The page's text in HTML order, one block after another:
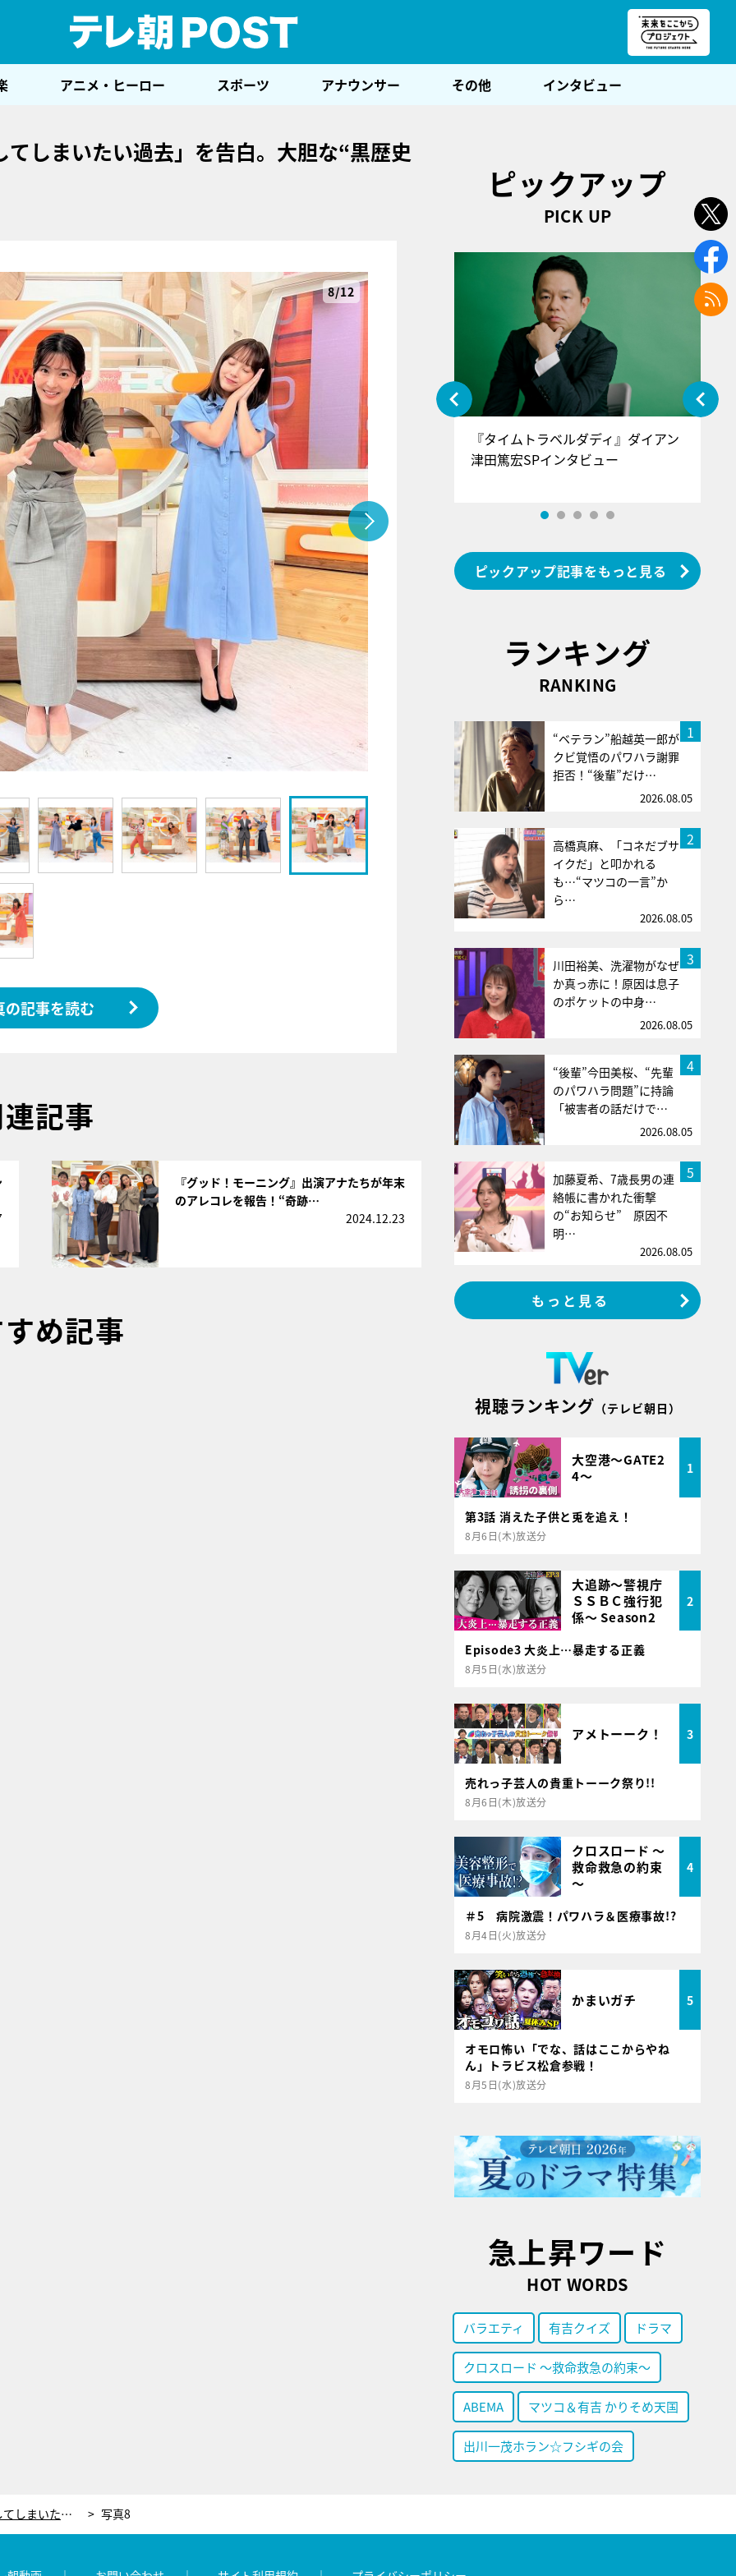
アニメ・ヒーロー スポーツ アナウンサー その他 インタビュー
しまいたい過去」を告白。大胆な“黒歴史
8/12
の記事を読む
記事
『グッド！モーニング』出演アナたちが年末
のアレコレを報告！“奇跡…
2024.12.23
め記事
ピックアップ
PICK UP
『アイ＝ラブ！げーみんぐ』＝LOV
E齋藤樹愛羅＆佐々木舞香SPインタ
ビュー
『タイムトラベルダディ』ダイアン
津田篤宏SPインタビュー
ピックアップ記事をもっと見る
ランキング
RANKING
1
“ベテラン”船越英一郎が
クビ覚悟のパワハラ謝罪
拒否！“後輩”だけ…
2026.08.05
2
高橋真麻、「コネだブサ
イクだ」と叩かれる
も…“マツコの一言”か
ら…
2026.08.05
3
川田裕美、洗濯物がなぜ
か真っ赤に！原因は息子
のポケットの中身…
2026.08.05
4
“後輩”今田美桜、“先輩
のパワハラ問題”に持論
「被害者の話だけで…
2026.08.05
5
加藤夏希、7歳長男の連
絡帳に書かれた衝撃
の“お知らせ” 原因不
明…
2026.08.05
もっと見る
視聴ランキング （テレビ朝日）
大空港～GATE2
4～
1
第3話 消えた子供と兎を追え！
8月6日(木)放送分
大追跡～警視庁
ＳＳＢＣ強行犯
係～ Season2
2
Episode3 大炎上…暴走する正義
8月5日(水)放送分
アメトーーク！ 3
売れっ子芸人の貴重トーーク祭り!!
8月6日(木)放送分
クロスロード ～
救命救急の約束
～
4
＃5 病院激震！パワハラ＆医療事故!?
8月4日(火)放送分
かまいガチ 5
オモロ怖い「でな、話はここからやね
ん」トラビス松倉参戦！
8月5日(水)放送分
急上昇ワード
HOT WORDS
バラエティ 有吉クイズ ドラマ
クロスロード ～救命救急の約束～
ABEMA マツコ＆有吉 かりそめ天国
出川一茂ホラン☆フシギの会
テレ朝・紀真耶アナ、「洗い流してしまいたい過去」を告白。大胆な“黒歴史写真”も 写真8